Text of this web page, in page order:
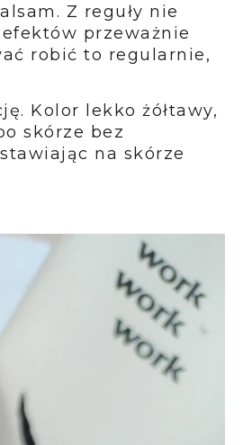
Z reguły nie
przeważnie
robić to regularnie,
Kolor lekko żółtawy,
skórze bez
na skórze